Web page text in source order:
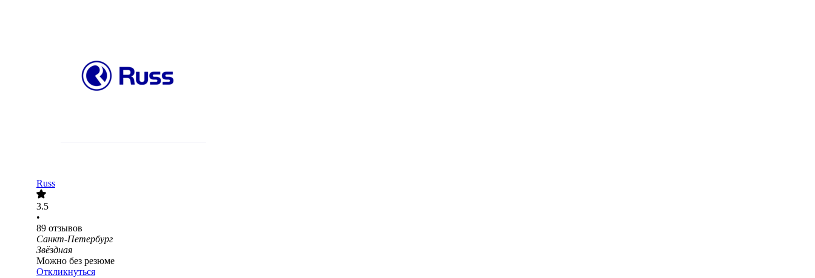
Russ
3.5
•
89 отзывов
Санкт-Петербург
Звёздная
Можно без резюме
Откликнуться